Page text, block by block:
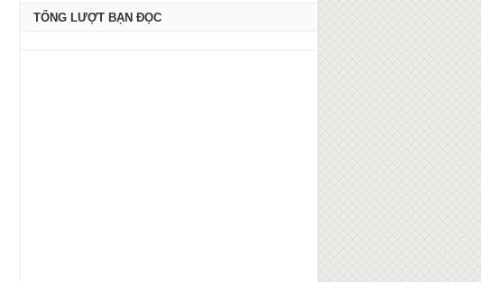
TỔNG LƯỢT BẠN ĐỌC